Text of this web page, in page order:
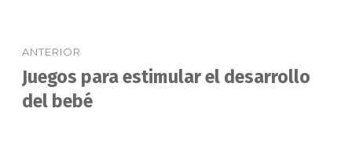
de
entradas
ANTERIOR
Entrada
anterior:
Juegos para estimular el desarrollo
del bebé